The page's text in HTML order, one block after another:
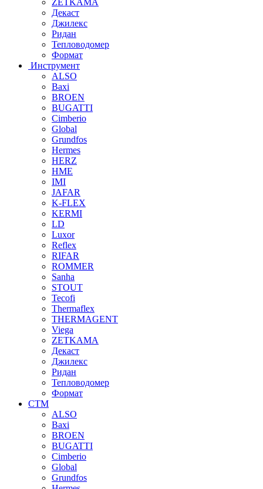
Декаст
Джилекс
Ридан
Тепловодомер
Формат
Инструмент
ALSO
Baxi
BROEN
BUGATTI
Cimberio
Global
Grundfos
Hermes
HERZ
HME
IMI
JAFAR
K-FLEX
KERMI
LD
Luxor
Reflex
RIFAR
ROMMER
Sanha
STOUT
Tecofi
Thermaflex
THERMAGENT
Viega
ZETKAMA
Декаст
Джилекс
Ридан
Тепловодомер
Формат
СТМ
ALSO
Baxi
BROEN
BUGATTI
Cimberio
Global
Grundfos